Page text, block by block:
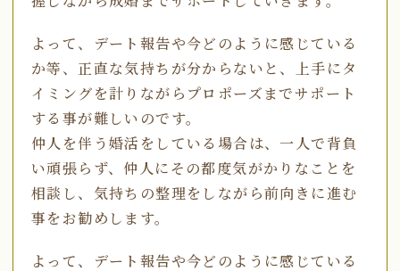
よって、デート報告や今どのように感じている
か等、正直な気持ちが分からないと、上手にタ
イミングを計りながらプロポーズまでサポート
する事が難しいのです。
仲人を伴う婚活をしている場合は、一人で背負
い頑張らず、仲人にその都度気がかりなことを
相談し、気持ちの整理をしながら前向きに進む
事をお勧めします。
よって、デート報告や今どのように感じている